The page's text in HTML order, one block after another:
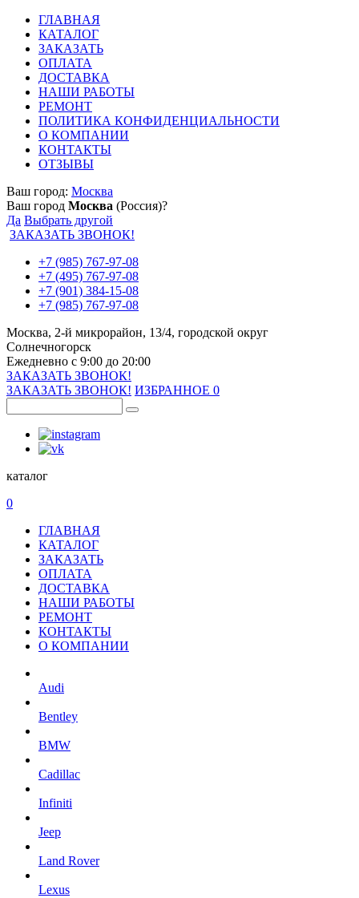
ГЛАВНАЯ
КАТАЛОГ
ЗАКАЗАТЬ
ОПЛАТА
ДОСТАВКА
НАШИ РАБОТЫ
РЕМОНТ
ПОЛИТИКА КОНФИДЕНЦИАЛЬНОСТИ
О КОМПАНИИ
КОНТАКТЫ
ОТЗЫВЫ
Ваш город: Москва
Ваш город Москва (Россия)?
Да Выбрать другой
ЗАКАЗАТЬ ЗВОНОК!
+7 (985) 767-97-08
+7 (495) 767-97-08
+7 (901) 384-15-08
+7 (985) 767-97-08
Москва, 2-й микрорайон, 13/4, городской округ
Солнечногорск
Ежедневно с 9:00 до 20:00
ЗАКАЗАТЬ ЗВОНОК!
ЗАКАЗАТЬ ЗВОНОК! ИЗБРАННОЕ 0
каталог
0
ГЛАВНАЯ
КАТАЛОГ
ЗАКАЗАТЬ
ОПЛАТА
ДОСТАВКА
НАШИ РАБОТЫ
РЕМОНТ
КОНТАКТЫ
О КОМПАНИИ
Audi
Bentley
BMW
Cadillac
Infiniti
Jeep
Land Rover
Lexus